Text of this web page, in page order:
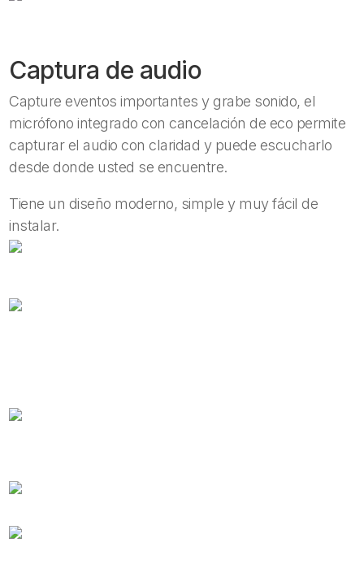
Captura de audio
Capture eventos importantes y grabe sonido, el
micrófono integrado con cancelación de eco permite
capturar el audio con claridad y puede escucharlo
desde donde usted se encuentre.
Tiene un diseño moderno, simple y muy fácil de
instalar.